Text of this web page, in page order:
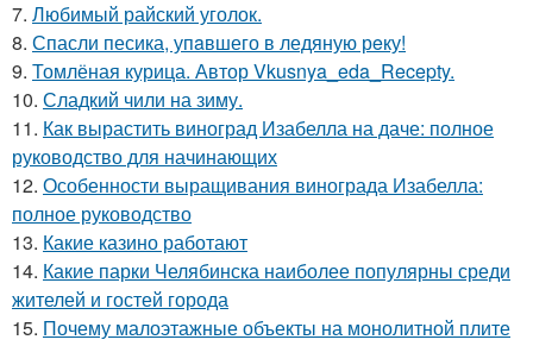
7. Любимый райский уголок.
8. Спасли песика, упaвшего в ледяную рeку!
9. Томлёная курица. Автор Vkusnya_eda_Recepty.
10. Сладкий чили на зиму.
11. Как вырастить виноград Изабелла на даче: полное
руководство для начинающих
12. Особенности выращивания винограда Изабелла:
полное руководство
13. Какие казино работают
14. Какие парки Челябинска наиболее популярны среди
жителей и гостей города
15. Почему малоэтажные объекты на монолитной плите